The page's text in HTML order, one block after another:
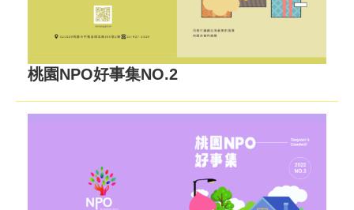
桃園NPO好事集NO.2